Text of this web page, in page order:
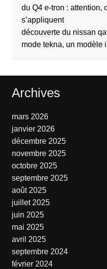
du Q4 e-tron : attention,
s’appliquent
découverte du nissan
mode tekna, un modèle
Archives
mars 2026
janvier 2026
décembre 2025
novembre 2025
octobre 2025
septembre 2025
août 2025
juillet 2025
juin 2025
mai 2025
avril 2025
septembre 2024
février 2024